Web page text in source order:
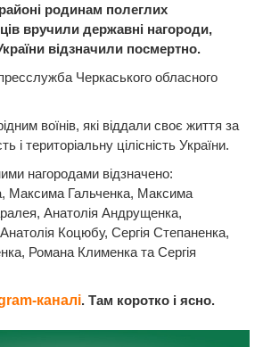
родинам полеглих
вручили державні нагороди,
відзначили посмертно.
Черкаського обласного
воїнів, які віддали своє життя за
і територіальну цілісність України.
нагородами відзначено:
Максима Гальченка, Максима
Анатолія Андрущенка,
Коцюбу, Сергія Степаненка,
Романа Клименка та Сергія
каналі. Там коротко і ясно.